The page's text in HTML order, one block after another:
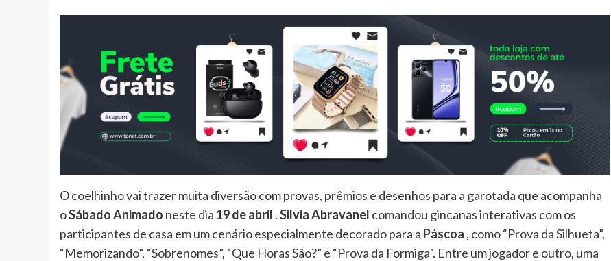
O coelhinho vai trazer muita diversão com provas, prêmios e desenhos para a garotada que acompanha
oSábado Animado neste dia 19 de abril .Silvia Abravanel comandou gincanas interativas com os
participantes de casa em um cenário especialmente decorado para a Páscoa , como “Prova da Silhueta”,
“Memorizando”, “Sobrenomes”, “Que Horas São?” e “Prova da Formiga”. Entre um jogador e outro, uma